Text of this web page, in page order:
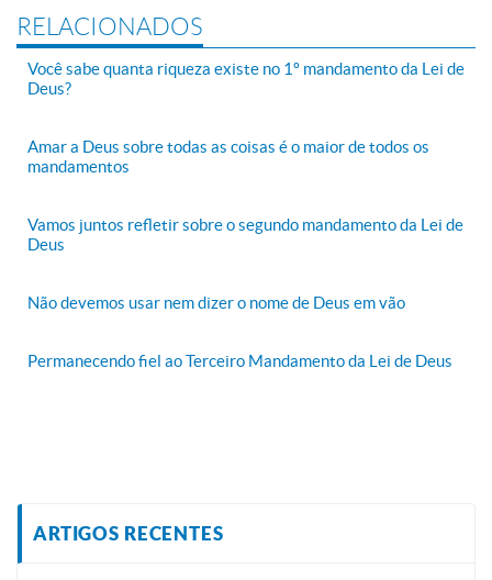
RELACIONADOS
Você sabe quanta riqueza existe no 1º mandamento da Lei de
Deus?
Amar a Deus sobre todas as coisas é o maior de todos os
mandamentos
Vamos juntos refletir sobre o segundo mandamento da Lei de
Deus
Não devemos usar nem dizer o nome de Deus em vão
Permanecendo fiel ao Terceiro Mandamento da Lei de Deus
ARTIGOS RECENTES